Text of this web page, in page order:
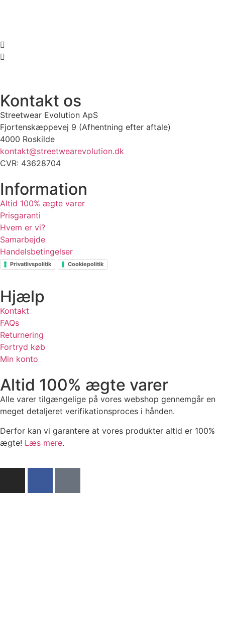
Kontakt os
Streetwear Evolution ApS
Fjortenskæppevej 9 (Afhentning efter aftale)
4000 Roskilde
kontakt@streetwearevolution.dk
CVR: 43628704
Information
Altid 100% ægte varer
Prisgaranti
Hvem er vi?
Samarbejde
Handelsbetingelser
Privatlivspolitik Cookiepolitik
Hjælp
Kontakt
FAQs
Returnering
Fortryd køb
Min konto
Altid 100% ægte varer
Alle varer tilgængelige på vores webshop gennemgår en
meget detaljeret verifikationsproces i hånden.
Derfor kan vi garantere at vores produkter altid er 100%
ægte! Læs mere.